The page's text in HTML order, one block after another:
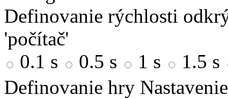
Definovanie rýchlosti
'počítač'
0.1 s
0.5 s 1 s
1.5 s
Definovanie hry